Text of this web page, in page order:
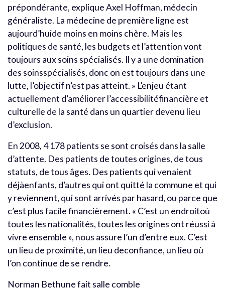
prépondérante, explique Axel Hoffman, médecin
généraliste. La médecine de première ligne est
aujourd’huide moins en moins chère. Mais les
politiques de santé, les budgets et l’attention vont
toujours aux soins spécialisés. Il y a une domination
des soinsspécialisés, donc on est toujours dans une
lutte, l’objectif n’est pas atteint. » L’enjeu étant
actuellement d’améliorer l’accessibilitéfinancière et
culturelle de la santé dans un quartier devenu lieu
d’exclusion.
En 2008, 4 178 patients se sont croisés dans la salle
d’attente. Des patients de toutes origines, de tous
statuts, de tous âges. Des patients qui venaient
déjàenfants, d’autres qui ont quitté la commune et qui
y reviennent, qui sont arrivés par hasard, ou parce que
c’est plus facile financièrement. « C’est un endroitoù
toutes les nationalités, toutes les origines ont réussi à
vivre ensemble », nous assure l’un d’entre eux. C’est
un lieu de proximité, un lieu deconfiance, un lieu où
l’on continue de se rendre.
Norman Bethune fait salle comble